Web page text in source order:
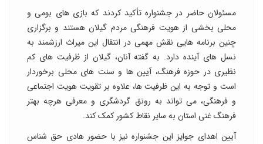
مسئولان حاضر در جشنواره تأکید کردند که بازی های بومی و
محلی بخشی از هویت فرهنگی مردم گیلان هستند و برگزاری
چنین برنامه هایی نقش مهمی در انتقال این میراث ارزشمند به
نسل های آینده دارد. به گفته آنان، گیلان از ظرفیت های کم
نظیری در حوزه فرهنگ، آیین ها و سنت های محلی برخوردار
است و توجه به این ظرفیت ها، علاوه بر تقویت هویت اجتماعی
و فرهنگی، می تواند به رونق گردشگری و معرفی هرچه بهتر
فرهنگ غنی استان به سایر نقاط کشور کمک کند.
آیین اهدای جوایز این جشنواره نیز با حضور هادی حق شناس